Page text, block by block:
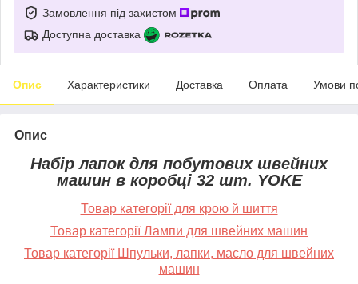
Замовлення під захистом
Доступна доставка
Опис Характеристики Доставка Оплата Умови
Опис
Набір лапок для побутових швейних
машин в коробці 32 шт. YOKE
Товар категорії для крою й шиття
Товар категорії Лампи для швейних машин
Товар категорії Шпульки, лапки, масло для швейних
машин